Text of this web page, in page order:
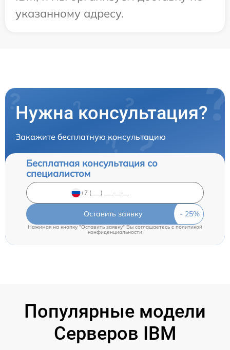
указанному адресу.
Нужна консультация?
Закажите бесплатную консультацию
Бесплатная консультация со
специалистом
Оставить заявку
Нажимая на кнопку "Оставить заявку" Вы соглашаетесь cполитикой
конфиденциальности
Популярные модели
Серверов IBM